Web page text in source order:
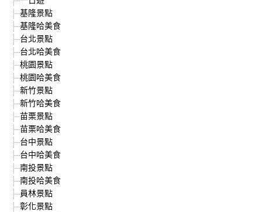
基隆景點
基隆哈美食
台北景點
台北哈美食
桃園景點
桃園哈美食
新竹景點
新竹哈美食
苗栗景點
苗栗哈美食
台中景點
台中哈美食
南投景點
南投哈美食
員林景點
彰化景點